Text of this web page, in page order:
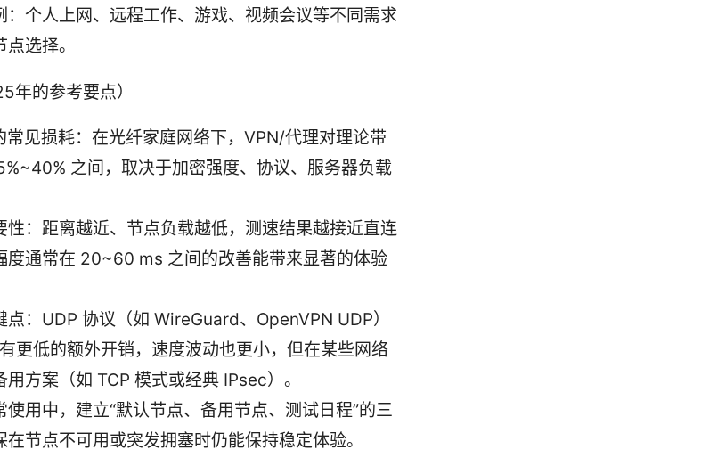
：个人上网、远程工作、游戏、视频会议等不同需求
选择。
年的参考要点）
常见损耗：在光纤家庭网络下，VPN/代理对理论带
之间，取决于加密强度、协议、服务器负载
性：距离越近、节点负载越低，测速结果越接近直连
度通常在 20~60 ms 之间的改善能带来显著的体验
点：UDP 协议（如 WireGuard、OpenVPN UDP）
更低的额外开销，速度波动也更小，但在某些网络
方案（如 TCP 模式或经典 IPsec）。
使用中，建立“默认节点、备用节点、测试日程”的三
节点不可用或突发拥塞时仍能保持稳定体验。